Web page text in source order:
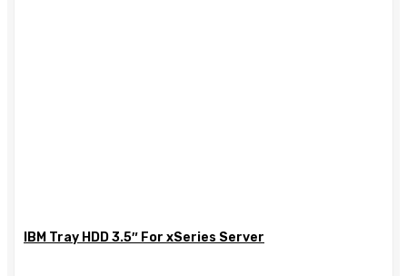
IBM Tray HDD 3.5″ For xSeries Server